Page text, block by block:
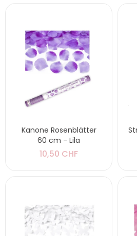
Kanone Rosenblätter
60 cm - Lila
10,50 CHF